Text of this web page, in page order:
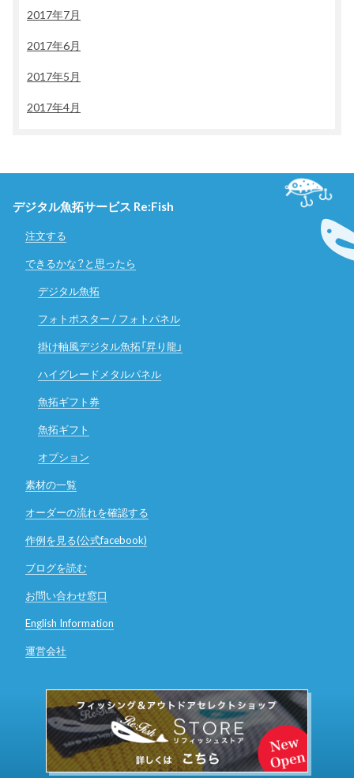
2017年7月
2017年6月
2017年5月
2017年4月
デジタル魚拓サービス Re:Fish
注文する
できるかな？と思ったら
デジタル魚拓
フォトポスター / フォトパネル
掛け軸風デジタル魚拓「昇り龍」
ハイグレードメタルパネル
魚拓ギフト券
魚拓ギフト
オプション
素材の一覧
オーダーの流れを確認する
作例を見る(公式facebook)
ブログを読む
お問い合わせ窓口
English Information
運営会社